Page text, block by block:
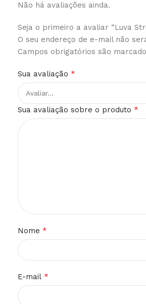
Não há avaliações ainda.
Seja o primeiro a avaliar “Luva
O seu endereço de e-mail não
Campos obrigatórios são
Sua avaliação *
Sua avaliação sobre o produto *
Nome *
E-mail *